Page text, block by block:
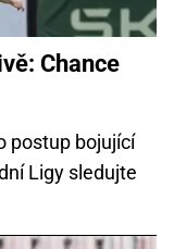
Chance
postup bojující
Ligy sledujte